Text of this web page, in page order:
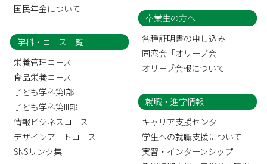
国民年金について
卒業生の方へ
各種証明書の申し込み
同窓会「オリーブ会」
オリーブ会報について
学科・コース一覧
栄養管理コース
食品栄養コース
子ども学科第I部
子ども学科第III部
情報ビジネスコース
デザインアートコース
SNSリンク集
就職・進学情報
キャリア支援センター
学生への就職支援について
実習・インターンシップ